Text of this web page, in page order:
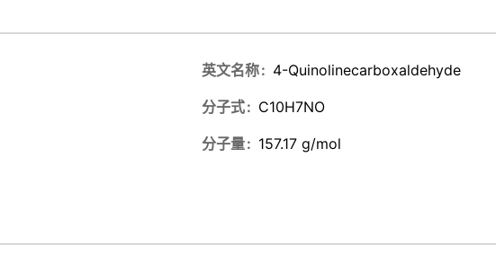
英文名称 4-Quinolinecarboxaldehyde
分子式 C10H7NO
分子量 157.17 g/mol